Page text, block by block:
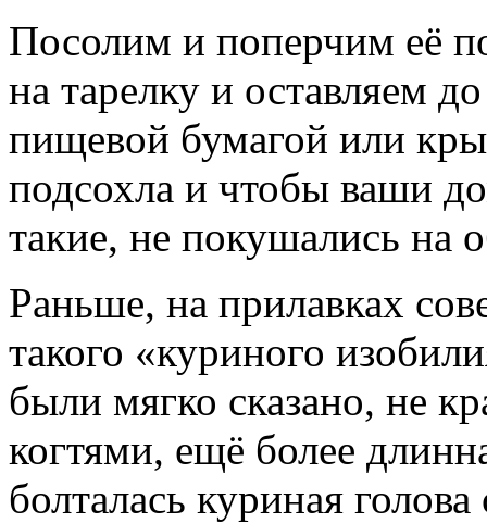
Посолим и поперчим её
на тарелку и оставляем
пищевой бумагой или
подсохла и чтобы ваши
такие, не покушались на
Раньше, на прилавках
такого «куриного
были мягко сказано, не
когтями, ещё более
болталась куриная